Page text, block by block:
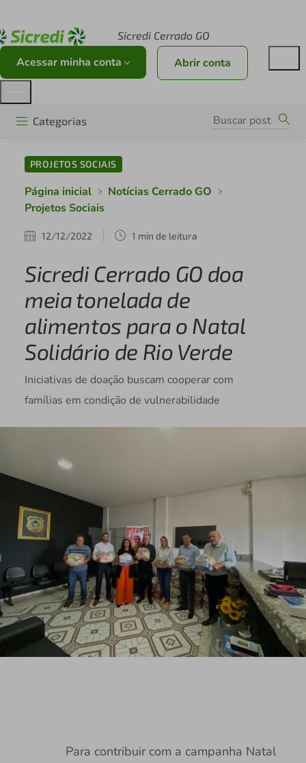
Sicredi Cerrado GO
Acessar minha conta Abrir conta
Categorias
PROJETOS SOCIAIS
Página inicial
Notícias Cerrado GO
Projetos Sociais
12/12/2022 1 min de leitura
Sicredi Cerrado GO doa
meia tonelada de
alimentos para o Natal
Solidário de Rio Verde
Iniciativas de doação buscam cooperar com
famílias em condição de vulnerabilidade
Para contribuir com a campanha Natal